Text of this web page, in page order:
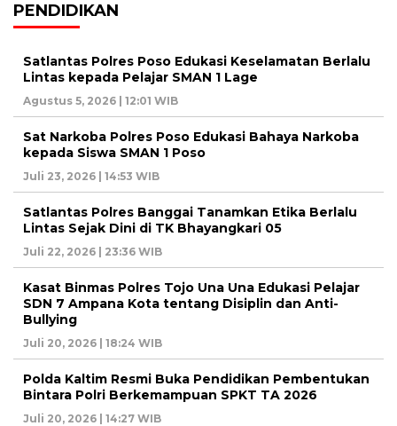
PENDIDIKAN
Satlantas Polres Poso Edukasi Keselamatan Berlalu
Lintas kepada Pelajar SMAN 1 Lage
Agustus 5, 2026 | 12:01 WIB
Sat Narkoba Polres Poso Edukasi Bahaya Narkoba
kepada Siswa SMAN 1 Poso
Juli 23, 2026 | 14:53 WIB
Satlantas Polres Banggai Tanamkan Etika Berlalu
Lintas Sejak Dini di TK Bhayangkari 05
Juli 22, 2026 | 23:36 WIB
Kasat Binmas Polres Tojo Una Una Edukasi Pelajar
SDN 7 Ampana Kota tentang Disiplin dan Anti-
Bullying
Juli 20, 2026 | 18:24 WIB
Polda Kaltim Resmi Buka Pendidikan Pembentukan
Bintara Polri Berkemampuan SPKT TA 2026
Juli 20, 2026 | 14:27 WIB